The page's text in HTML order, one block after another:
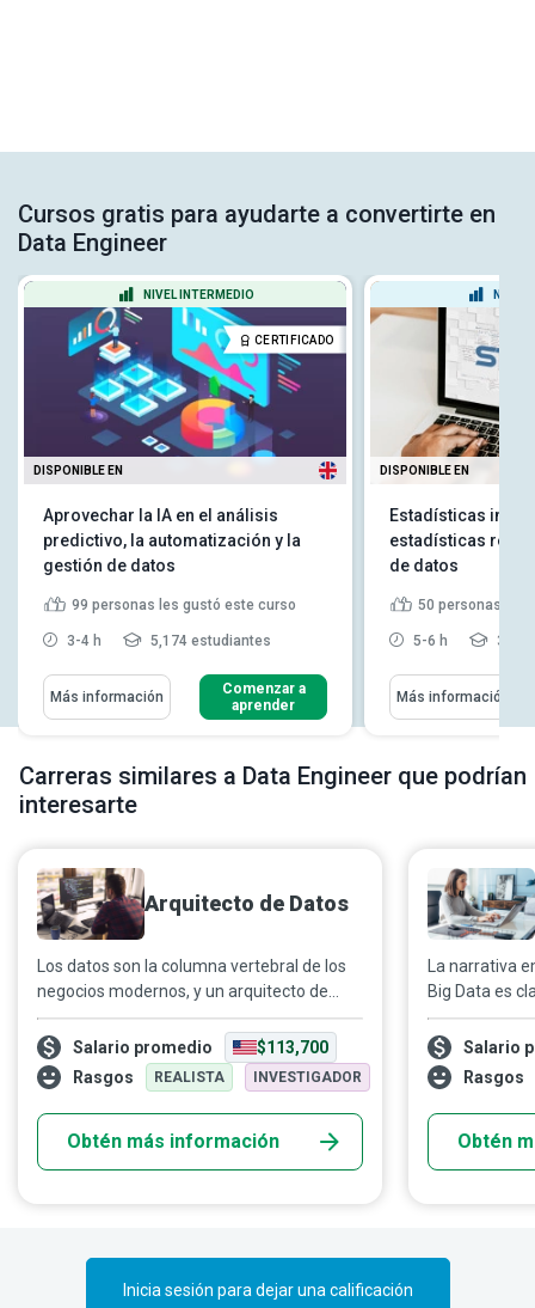
Cursos gratis para ayudarte a convertirte en
Data Engineer
NIVEL INTERMEDIO
CERTIFICADO
DISPONIBLE EN
Aprovechar la IA en el análisis
predictivo, la automatización y la
gestión de datos
99 personas les gustó este curso
3-4 h 5,174 estudiantes
Más información
Comenzar a
aprender
NIVEL
DISPONIBLE EN
Estadísticas
estadísticas
de datos
50 personas les
5-6 h
Más información
Carreras similares a Data Engineer que podrían
interesarte
Arquitecto de Datos
Los datos son la columna vertebral de los
negocios modernos, y un arquitecto de
datos es un experto que diseña un plan
personalizado para la gestión de datos de
una organización. La arquitectura de datos
desarrolla estrategias y utiliza productos y
herramientas específicas para capturar,
transformar y generar datos utilizables
que se adapten a los requerimientos
Salario promedio
$113,700
Rasgos
REALISTA INVESTIGADOR
Obtén más información
La narrativa
Big Data es
de ingresos y
científicos de
combinación
estadísticas,
para ayudar
más
Salario
Rasgos
Obtén
Inicia sesión para dejar una calificación